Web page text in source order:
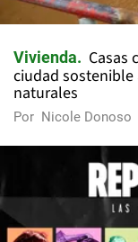
Vivienda
Casas
ciudad sostenible
naturales
Por Nicole Donoso